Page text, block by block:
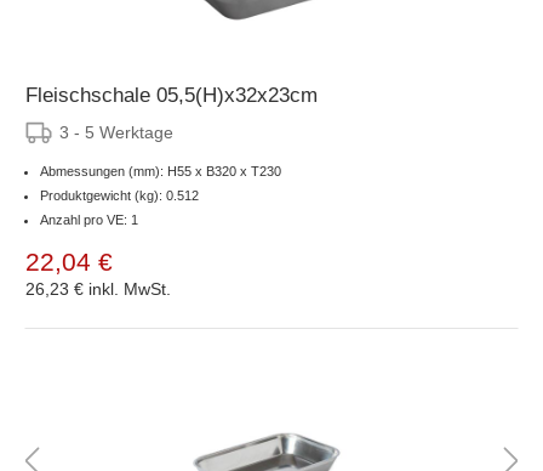
Fleischschale 05,5(H)x32x23cm
3 - 5 Werktage
Abmessungen (mm): H55 x B320 x T230
Produktgewicht (kg): 0.512
Anzahl pro VE: 1
22,04 €
26,23 € inkl. MwSt.